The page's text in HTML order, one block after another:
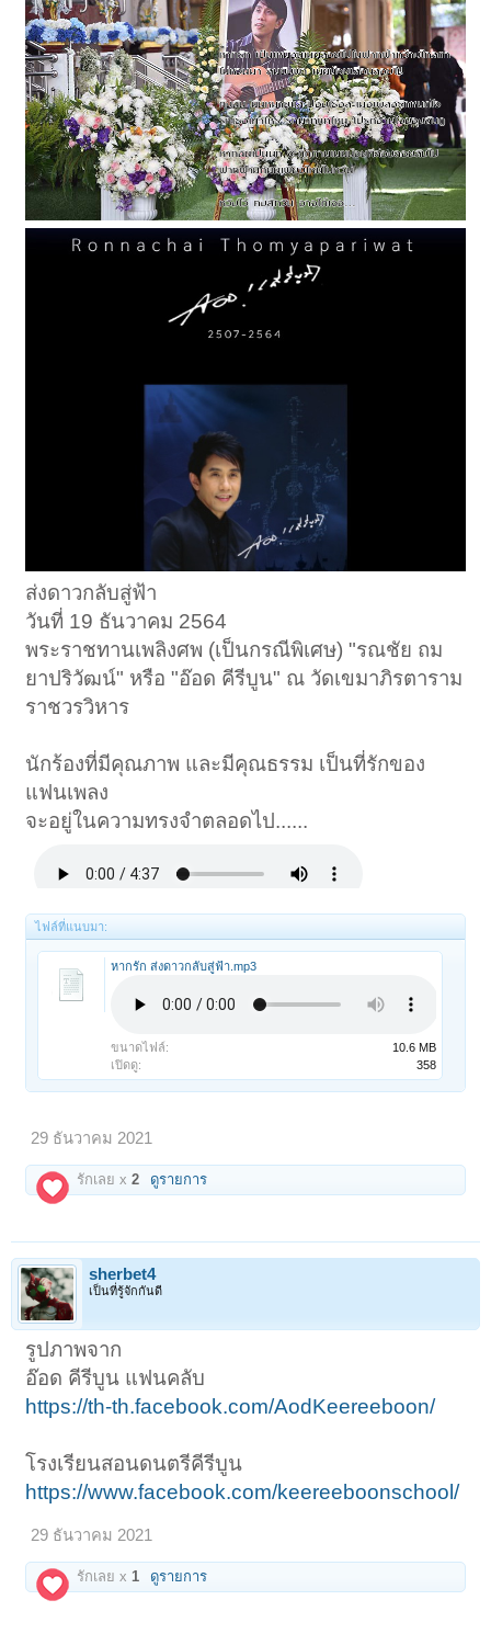
ส่งดาวกลับสู่ฟ้า
วันที่ 19 ธันวาคม 2564
พระราชทานเพลิงศพ (เป็นกรณีพิเศษ) "รณชัย ถม
ยาปริวัฒน์" หรือ "อ๊อด คีรีบูน" ณ วัดเขมาภิรตาราม
ราชวรวิหาร
นักร้องที่มีคุณภาพ และมีคุณธรรม เป็นที่รักของ
แฟนเพลง
จะอยู่ในความทรงจำตลอดไป......
ไฟล์ที่แนบมา:
หากรัก ส่งดาวกลับสู่ฟ้า.mp3
ขนาดไฟล์:
10.6 MB
เปิดดู:
358
29 ธันวาคม 2021
รักเลย x2 ดูรายการ
sherbet4
เป็นที่รู้จักกันดี
รูปภาพจาก
อ๊อด คีรีบูน แฟนคลับ
https://th-th.facebook.com/AodKeereeboon/
โรงเรียนสอนดนตรีคีรีบูน
https://www.facebook.com/keereeboonschool/
29 ธันวาคม 2021
รักเลย x 1 ดูรายการ